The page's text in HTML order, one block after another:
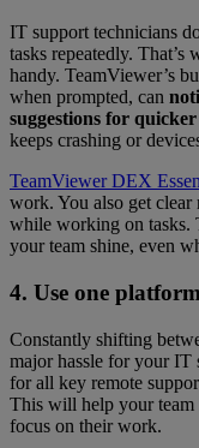
IT support technicians
tasks repeatedly.
handy. TeamViewer’s
when prompted, can
suggestions for
keeps crashing or
TeamViewer DEX
work. You also get clear
while working on tasks.
your team shine, even
4. Use one
Constantly shifting
major hassle for your IT
for all key remote
This will help your team
focus on their work.